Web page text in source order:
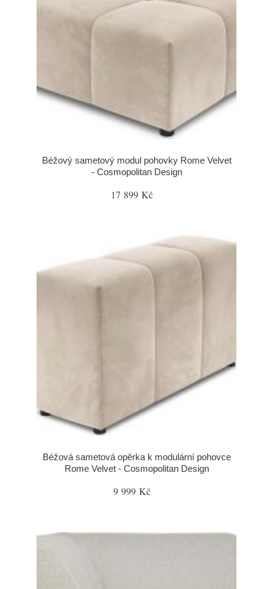
Béžový sametový modul pohovky Rome Velvet
- Cosmopolitan Design
17 899 Kč
Béžová sametová opěrka k modulární pohovce
Rome Velvet - Cosmopolitan Design
9 999 Kč